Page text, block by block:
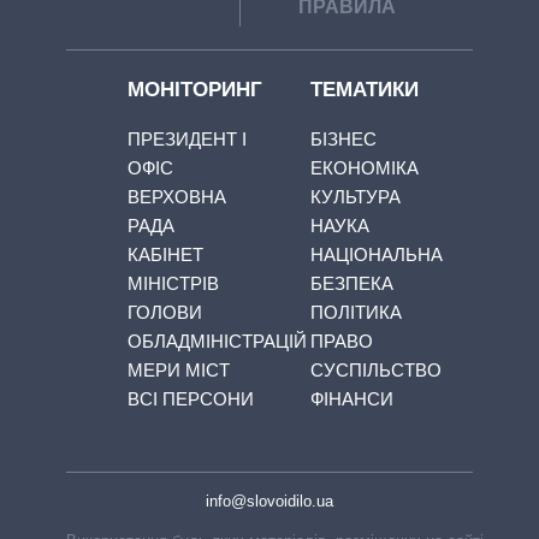
ПРАВИЛА
МОНІТОРИНГ
ПРЕЗИДЕНТ І
ОФІС
ВЕРХОВНА
РАДА
КАБІНЕТ
МІНІСТРІВ
ГОЛОВИ
ОБЛАДМІНІСТРАЦІЙ
МЕРИ МІСТ
ВСІ ПЕРСОНИ
ТЕМАТИКИ
БІЗНЕС
ЕКОНОМІКА
КУЛЬТУРА
НАУКА
НАЦІОНАЛЬНА
БЕЗПЕКА
ПОЛІТИКА
ПРАВО
СУСПІЛЬСТВО
ФІНАНСИ
info@slovoidilo.ua